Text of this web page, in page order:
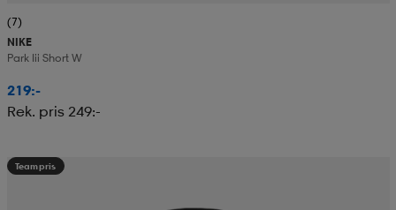
(7)
NIKE
Park Iii Short W
219:-
Rek. pris 249:-
Teampris